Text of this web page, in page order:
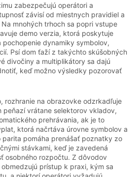
zabezpečujú operátori a
závisí od miestnych pravidiel a
mnohých trhoch sa popri vstupe
demo verzia, ktorá poskytuje
dynamiky symbolov,
Psí dom ťaží z takýchto skúšobných
divočiny a multiplikátory sa dajú
keď možno výsledky pozorovať
rozhranie na obrazovke odzrkadľuje
peňazí vrátane selektorov vkladov,
prehrávania, ak je to
ktorá načrtáva úrovne symbolov a
parita pomáha prenášať poznatky zo
stávkami, keď je zavedená
osobného rozpočtu. Z dôvodov
prístup k praxi, kým sa